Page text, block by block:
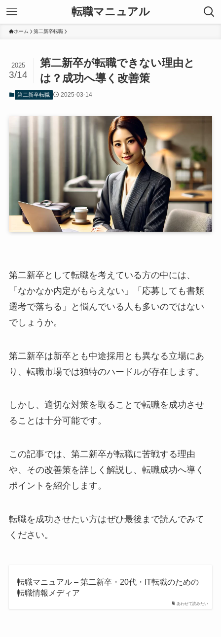
転職マニュアル
ホーム 第二新卒転職
第二新卒が転職できない理由と
は？成功へ導く改善策
2025
3/14
第二新卒転職 2025-03-14
第二新卒として転職を考えている方の中には、
「なかなか内定がもらえない」「応募しても書類
選考で落ちる」と悩んでいる人も多いのではない
でしょうか。
第二新卒は新卒とも中途採用とも異なる立場にあ
り、転職市場では独特のハードルが存在します。
しかし、適切な対策を取ることで転職を成功させ
ることは十分可能です。
この記事では、第二新卒が転職に苦戦する理由
や、その改善策を詳しく解説し、転職成功へ導く
ポイントを紹介します。
転職を成功させたい方はぜひ最後まで読んでみて
ください。
あわせて読みたい
転職マニュアル – 第二新卒・20代・IT転職のための
転職情報メディア